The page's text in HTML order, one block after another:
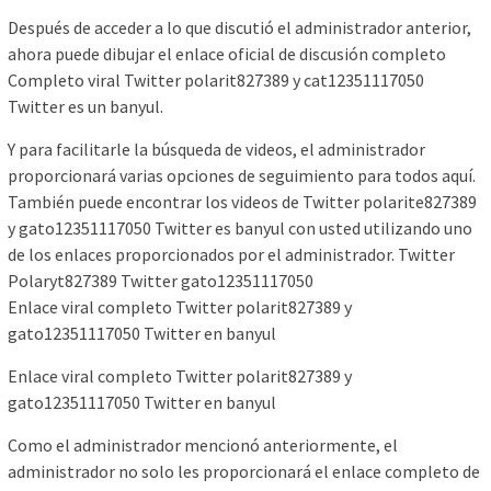
Después de acceder a lo que discutió el administrador anterior,
ahora puede dibujar el enlace oficial de discusión completo
Completo viral Twitter polarit827389 y cat12351117050
Twitter es un banyul.
Y para facilitarle la búsqueda de videos, el administrador
proporcionará varias opciones de seguimiento para todos aquí.
También puede encontrar los videos de Twitter polarite827389
y gato12351117050 Twitter es banyul con usted utilizando uno
de los enlaces proporcionados por el administrador. Twitter
Polaryt827389 Twitter gato12351117050
Enlace viral completo Twitter polarit827389 y
gato12351117050 Twitter en banyul
Enlace viral completo Twitter polarit827389 y
gato12351117050 Twitter en banyul
Como el administrador mencionó anteriormente, el
administrador no solo les proporcionará el enlace completo de